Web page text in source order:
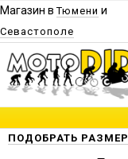
Магазин вТюмени и
Севастополе
ПОДОБРАТЬ РАЗМЕР